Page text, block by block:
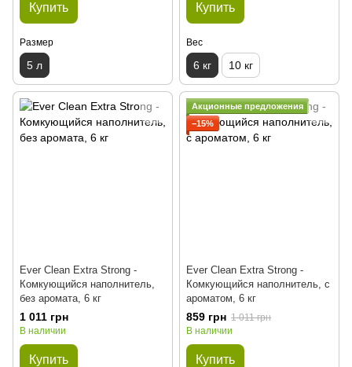
Купить
Размер
5 л
Купить
Вес
6 кг 10 кг
Ever Clean Extra Strong -
Комкующийся наполнитель,
без аромата, 6 кг
1 011 грн
В наличии
Купить
Акционные предложения
−15%
Ever Clean Extra Strong -
Комкующийся наполнитель, с
ароматом, 6 кг
859 грн 1 011 грн
В наличии
Купить